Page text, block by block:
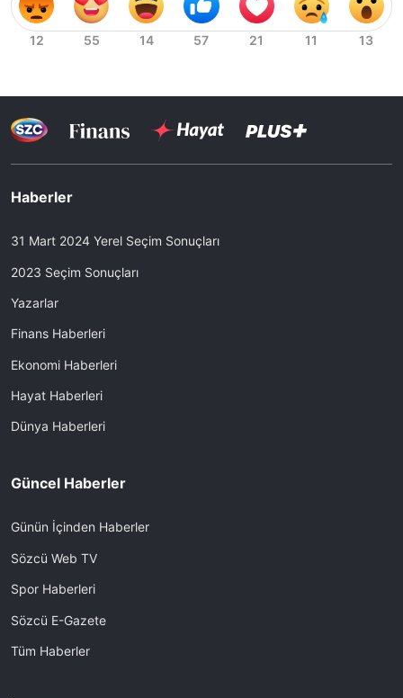
Haberler
31 Mart 2024 Yerel Seçim Sonuçları
2023 Seçim Sonuçları
Yazarlar
Finans Haberleri
Ekonomi Haberleri
Hayat Haberleri
Dünya Haberleri
Güncel Haberler
Günün İçinden Haberler
Sözcü Web TV
Spor Haberleri
Sözcü E-Gazete
Tüm Haberler